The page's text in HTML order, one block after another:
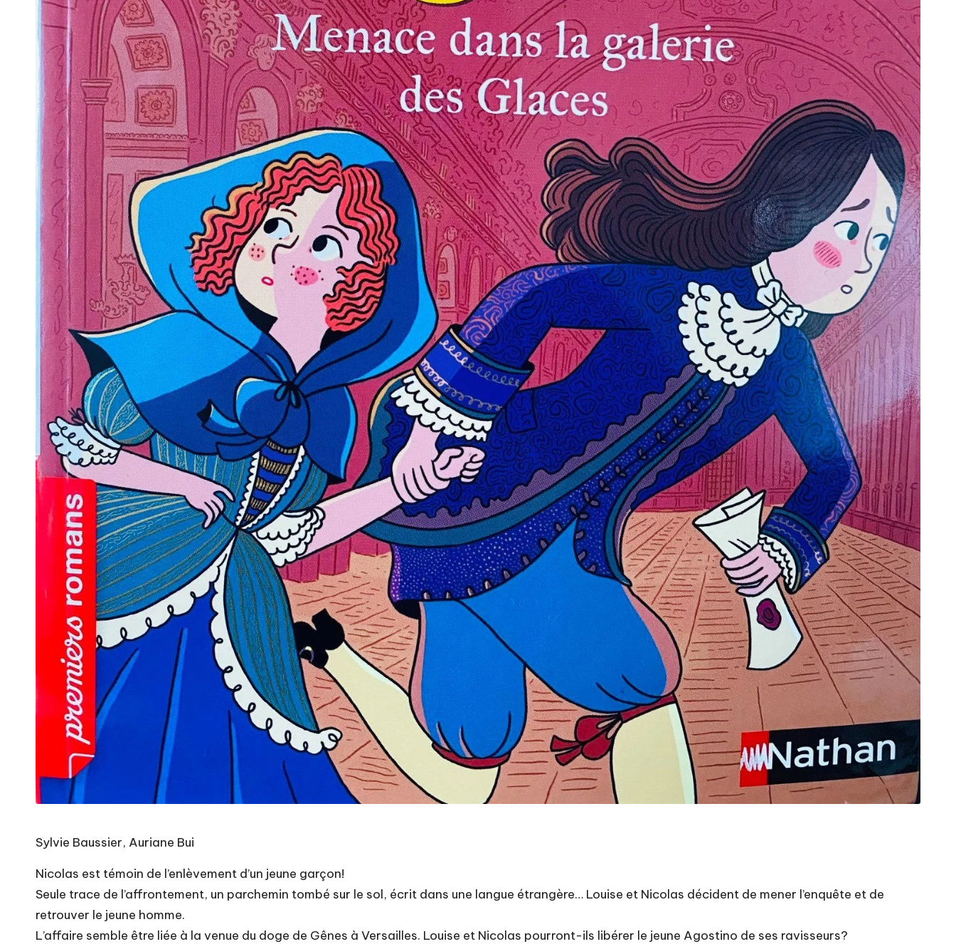
Sylvie Baussier, Auriane Bui
Nicolas est témoin de l’enlèvement d’un jeune garçon!
Seule trace de l’affrontement, un parchemin tombé sur le sol, écrit dans une langue étrangère… Louise et Nicolas décident de mener l’enquête et de
retrouver le jeune homme.
L’affaire semble être liée à la venue du doge de Gênes à Versailles. Louise et Nicolas pourront-ils libérer le jeune Agostino de ses ravisseurs?